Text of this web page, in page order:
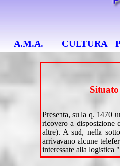
A.M.A. CULTURA
Presenta, sulla q. 1470
ricovero a
altre). A sud, nella
arrivavano alcune
interessate alla logistica